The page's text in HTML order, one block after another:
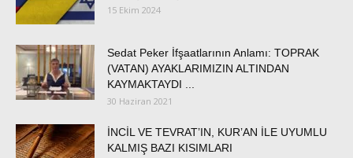
15 Ekim 2024
Sedat Peker İfşaatlarının Anlamı: TOPRAK
(VATAN) AYAKLARIMIZIN ALTINDAN
KAYMAKTAYDI ...
30 Haziran 2021
İNCİL VE TEVRAT’IN, KUR’AN İLE UYUMLU
KALMIŞ BAZI KISIMLARI